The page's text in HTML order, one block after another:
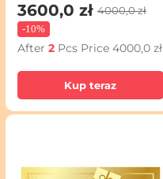
3600,0 zł 4000,0 zł
-10%
After2 Pcs Price4000,0 zł
Kup teraz